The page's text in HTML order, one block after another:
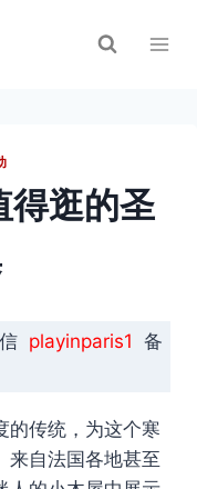
逛的圣
playinparis1 备
的传统，为这个寒
来自法国各地甚至